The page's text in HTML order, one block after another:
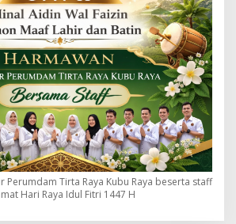
Perumdam Tirta Raya Kubu Raya beserta staff
Hari Raya Idul Fitri 1447 H